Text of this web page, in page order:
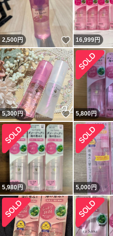
2,500円 いいね！
16,999円
5,300円 いいね！
5,800円
5,980円 5,000円